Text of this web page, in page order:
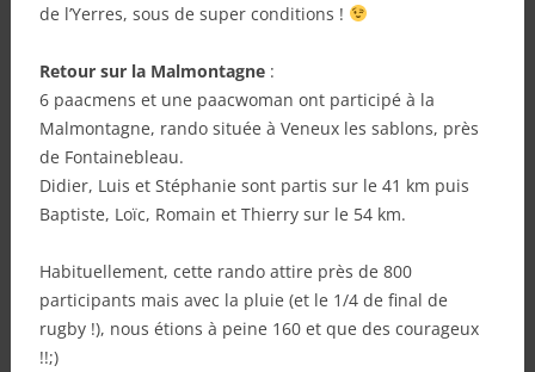
de l’Yerres, sous de super conditions !
Retour sur la Malmontagne:
6 paacmens et une paacwoman ont participé à la
Malmontagne, rando située à Veneux les sablons, près
de Fontainebleau.
Didier, Luis et Stéphanie sont partis sur le 41 km puis
Baptiste, Loïc, Romain et Thierry sur le 54 km.
Habituellement, cette rando attire près de 800
participants mais avec la pluie (et le 1/4 de final de
rugby !), nous étions à peine 160 et que des courageux
!!;)